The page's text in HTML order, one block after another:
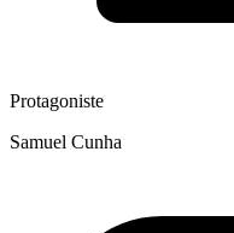
Protagoniste
Samuel Cunha